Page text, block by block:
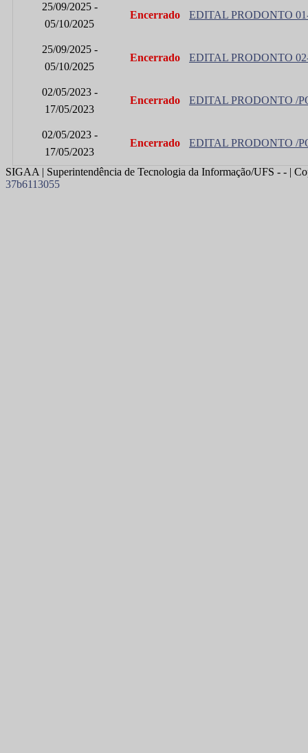
25/09/2025 -
05/10/2025
Encerrado EDITAL PRODONTO
25/09/2025 -
05/10/2025
Encerrado EDITAL PRODONTO
02/05/2023 -
17/05/2023
Encerrado EDITAL PRODONTO /
02/05/2023 -
17/05/2023
Encerrado EDITAL PRODONTO /
SIGAA | Superintendência de Tecnologia da Informação/UFS - - |
37b6113055